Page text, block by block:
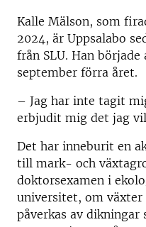
Kalle Mälson, som
2024, är Uppsalabo
från SLU. Han
september förra året.
– Jag har inte tagit
erbjudit mig det jag
Det har inneburit en
till mark- och
doktorsexamen i
universitet, om växter
påverkas av dikningar